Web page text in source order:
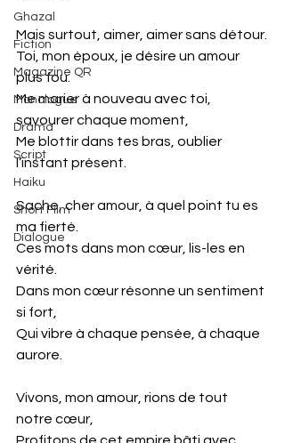
Ghazal
Fiction
Magazine QR
Monologue
Drama
Script
Haiku
Short Film
Dialogue
Mais surtout, aimer, aimer sans détour.
Toi, mon époux, je désire un amour
plus fou.
Me marier à nouveau avec toi,
savourer chaque moment,
Me blottir dans tes bras, oublier
l’instant présent.
Sache, cher amour, à quel point tu es
ma fierté.
Ces mots dans mon cœur, lis-les en
vérité.
Dans mon cœur résonne un sentiment
si fort,
Qui vibre à chaque pensée, à chaque
aurore.
Vivons, mon amour, rions de tout
notre cœur,